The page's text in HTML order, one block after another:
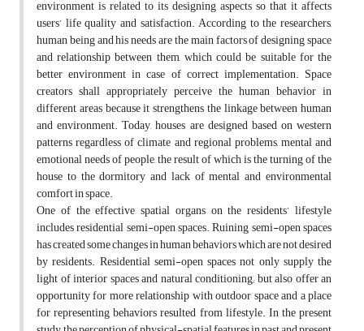
environment is related to its designing aspects so that it affects
users’ life quality and satisfaction. According to the researchers,
human being and his needs are the main factors of designing space
and relationship between them, which could be suitable for the
better environment in case of correct implementation. Space
creators shall appropriately perceive the human behavior in
different areas because it strengthens the linkage between human
and environment. Today, houses are designed based on western
patterns regardless of climate and regional problems, mental and
emotional needs of people, the result of which is the turning of the
house to the dormitory and lack of mental and environmental
comfort in space.
One of the effective spatial organs on the residents’ lifestyle
includes residential semi-open spaces. Ruining semi-open spaces
has created some changes in human behaviors which are not desired
by residents. Residential semi-open spaces not only supply the
light of interior spaces and natural conditioning; but also offer an
opportunity for more relationship with outdoor space and a place
for representing behaviors resulted from lifestyle. In the present